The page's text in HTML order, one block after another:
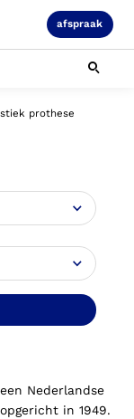
afspraak
prothese
Nederlandse
in 1949.